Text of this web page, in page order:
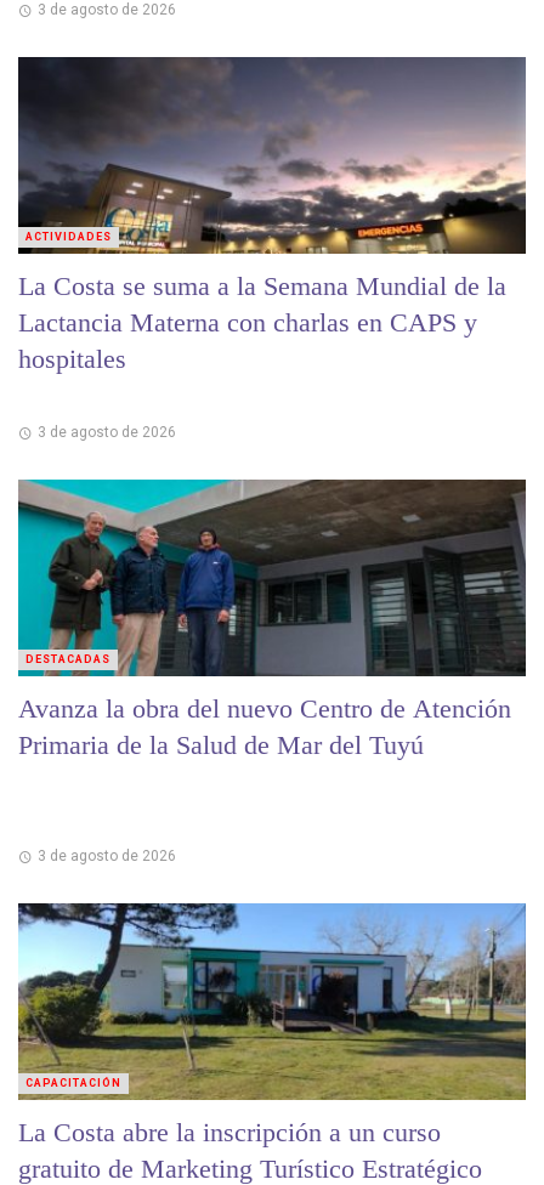
3 de agosto de 2026
La Costa se suma a la Semana Mundial de la
Lactancia Materna con charlas en CAPS y
hospitales
3 de agosto de 2026
ACTIVIDADES
Avanza la obra del nuevo Centro de Atención
Primaria de la Salud de Mar del Tuyú
3 de agosto de 2026
DESTACADAS
La Costa abre la inscripción a un curso
gratuito de Marketing Turístico Estratégico
CAPACITACIÓN